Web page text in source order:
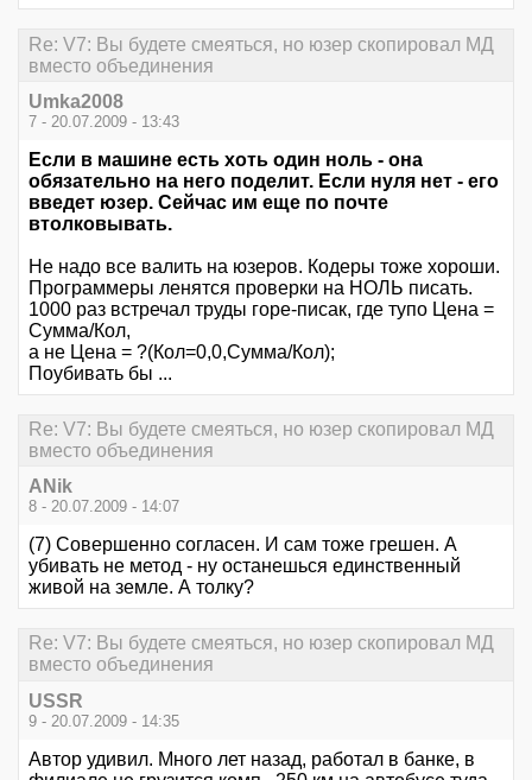
Re: V7: Вы будете смеяться, но юзер скопировал МД
вместо объединения
Umka2008
7 - 20.07.2009 - 13:43
Если в машине есть хоть один ноль - она
обязательно на него поделит. Если нуля нет - его
введет юзер. Сейчас им еще по почте
втолковывать.
Не надо все валить на юзеров. Кодеры тоже хороши.
Программеры ленятся проверки на НОЛЬ писать.
1000 раз встречал труды горе-писак, где тупо Цена =
Сумма/Кол,
а не Цена = ?(Кол=0,0,Сумма/Кол);
Поубивать бы ...
Re: V7: Вы будете смеяться, но юзер скопировал МД
вместо объединения
ANik
8 - 20.07.2009 - 14:07
(7) Совершенно согласен. И сам тоже грешен. А
убивать не метод - ну останешься единственный
живой на земле. А толку?
Re: V7: Вы будете смеяться, но юзер скопировал МД
вместо объединения
USSR
9 - 20.07.2009 - 14:35
Автор удивил. Много лет назад, работал в банке, в